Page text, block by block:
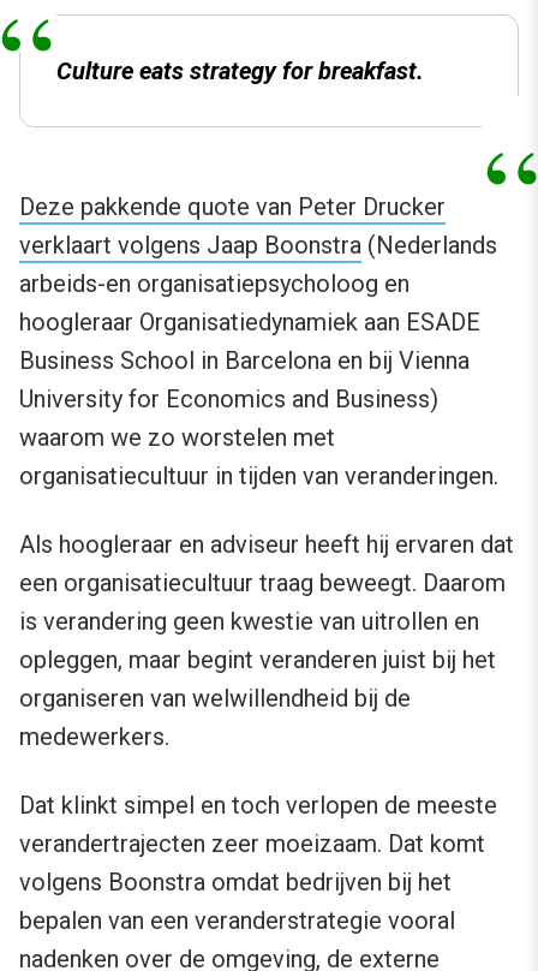
Culture eats strategy for breakfast.
Deze pakkende quote van Peter Drucker
verklaart volgens Jaap Boonstra (Nederlands
arbeids-en organisatiepsycholoog en
hoogleraar Organisatiedynamiek aan ESADE
Business School in Barcelona en bij Vienna
University for Economics and Business)
waarom we zo worstelen met
organisatiecultuur in tijden van veranderingen.
Als hoogleraar en adviseur heeft hij ervaren dat
een organisatiecultuur traag beweegt. Daarom
is verandering geen kwestie van uitrollen en
opleggen, maar begint veranderen juist bij het
organiseren van welwillendheid bij de
medewerkers.
Dat klinkt simpel en toch verlopen de meeste
verandertrajecten zeer moeizaam. Dat komt
volgens Boonstra omdat bedrijven bij het
bepalen van een veranderstrategie vooral
nadenken over de omgeving, de externe